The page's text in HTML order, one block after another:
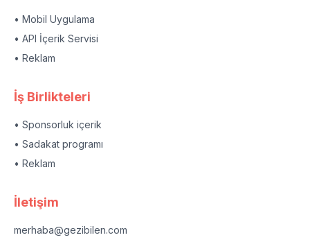
• Mobil Uygulama
• API İçerik Servisi
• Reklam
İş Birlikteleri
• Sponsorluk içerik
• Sadakat programı
• Reklam
İletişim
merhaba@gezibilen.com